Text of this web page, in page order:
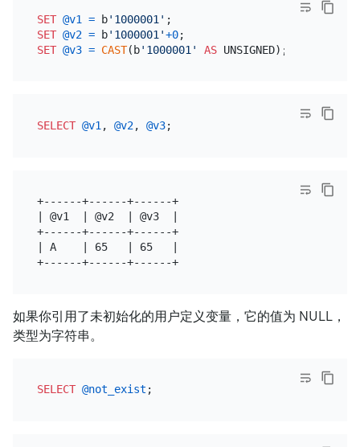
SET @v1 = b'1000001'
SET @v2 = b'1000001'+0
SET @v3 = CAST(b'1000001' AS
SELECT @v1 , @v2, @v3
+------+------+------+
| @v1  | @v2  | @v3  |
+------+------+------+
| A    | 65   | 65   |
+------+------+------+
如果你引用了未初始化的用户定义变量，它的值为 NULL，
类型为字符串。
SELECT @not_exist